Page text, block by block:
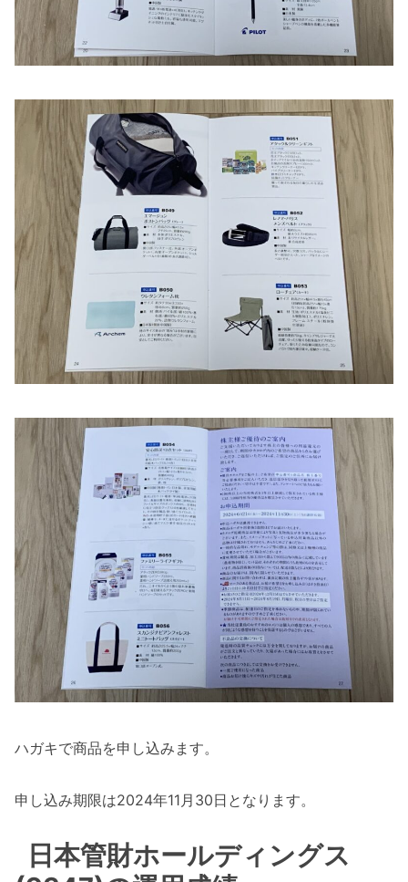
ハガキで商品を申し込みます。
申し込み期限は2024年11月30日となります。
日本管財ホールディングス